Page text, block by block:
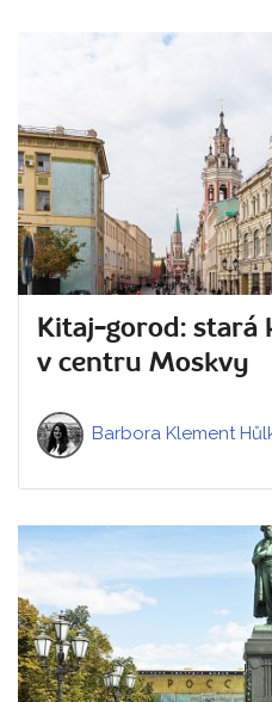
Kitaj-gorod: stará
v centru Moskvy
Barbora Klement